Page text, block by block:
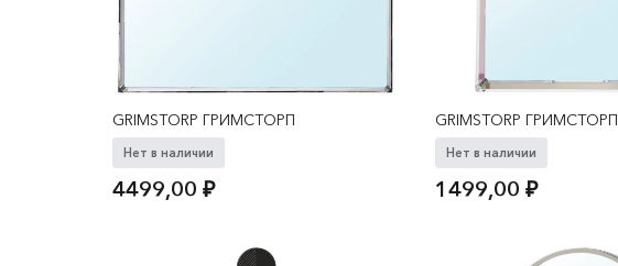
GRIMSTORP ГРИМСТОРП
Нет в наличии
4499,00 ₽
GRIMSTORP ГРИМСТОРП
Нет в наличии
1499,00₽